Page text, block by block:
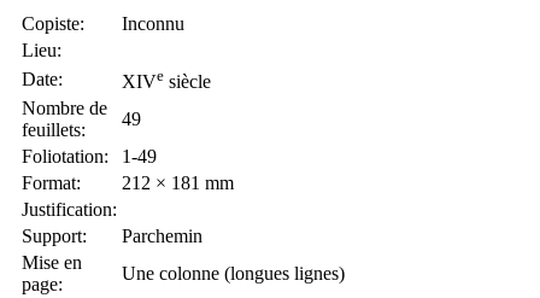
Copiste:
Inconnu
Lieu:
Date:
XIVe siècle
Nombre de
feuillets:
49
Foliotation:
1-49
Format:
212 × 181 mm
Justification:
Support:
Parchemin
Mise en
page:
Une colonne (longues lignes)